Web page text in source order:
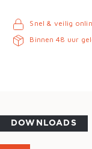
Snel & veilig
Binnen 48 uur
DOWNLOADS